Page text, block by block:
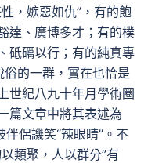
，嫉惡如仇”，有的飽
達、廣博多才；有的樸
砥礪以行；有的純真專
的一群，實在也恰是
世紀八九十年月學術圈
篇文章中將其表述為
侶譏笑“辣眼睛”。不
類聚，人以群分”有